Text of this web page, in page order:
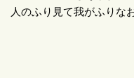
人のふり見て我がふりな